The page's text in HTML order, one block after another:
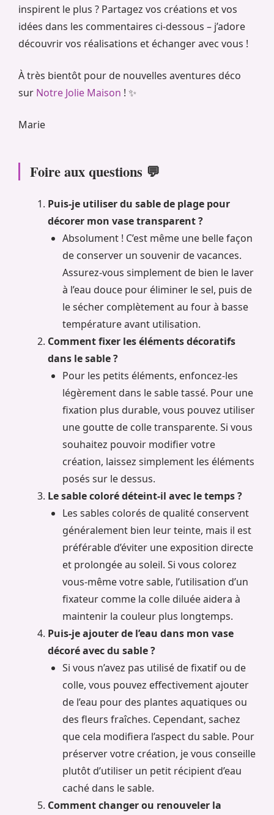
inspirent le plus ? Partagez vos créations et vos
idées dans les commentaires ci-dessous – j’adore
découvrir vos réalisations et échanger avec vous !
À très bientôt pour de nouvelles aventures déco
sur Notre Jolie Maison ! ✨
Marie
Foire aux questions 💬
Puis-je utiliser du sable de plage pour
décorer mon vase transparent ?
Absolument ! C’est même une belle façon
de conserver un souvenir de vacances.
Assurez-vous simplement de bien le laver
à l’eau douce pour éliminer le sel, puis de
le sécher complètement au four à basse
température avant utilisation.
Comment fixer les éléments décoratifs
dans le sable ?
Pour les petits éléments, enfoncez-les
légèrement dans le sable tassé. Pour une
fixation plus durable, vous pouvez utiliser
une goutte de colle transparente. Si vous
souhaitez pouvoir modifier votre
création, laissez simplement les éléments
posés sur le dessus.
Le sable coloré déteint-il avec le temps ?
Les sables colorés de qualité conservent
généralement bien leur teinte, mais il est
préférable d’éviter une exposition directe
et prolongée au soleil. Si vous colorez
vous-même votre sable, l’utilisation d’un
fixateur comme la colle diluée aidera à
maintenir la couleur plus longtemps.
Puis-je ajouter de l’eau dans mon vase
décoré avec du sable ?
Si vous n’avez pas utilisé de fixatif ou de
colle, vous pouvez effectivement ajouter
de l’eau pour des plantes aquatiques ou
des fleurs fraîches. Cependant, sachez
que cela modifiera l’aspect du sable. Pour
préserver votre création, je vous conseille
plutôt d’utiliser un petit récipient d’eau
caché dans le sable.
Comment changer ou renouveler la